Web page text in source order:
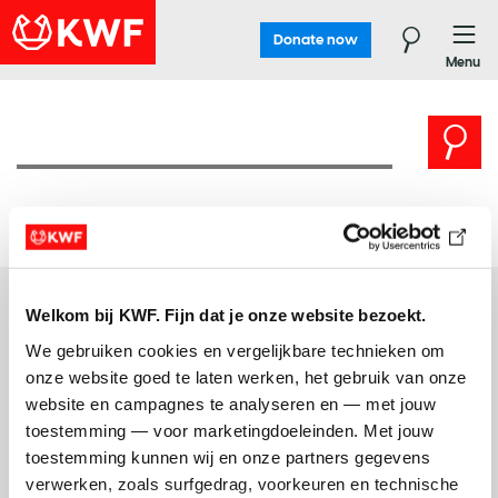
Welkom bij KWF. Fijn dat je onze website bezoekt.
We gebruiken cookies en vergelijkbare technieken om
onze website goed te laten werken, het gebruik van onze
website en campagnes te analyseren en — met jouw
toestemming — voor marketingdoeleinden. Met jouw
toestemming kunnen wij en onze partners gegevens
verwerken, zoals surfgedrag, voorkeuren en technische
Donate now
Menu
Disclaimer Colophon Privacy Cookies
Integrity
ANBI/RSIN nummer: 0029.64.491